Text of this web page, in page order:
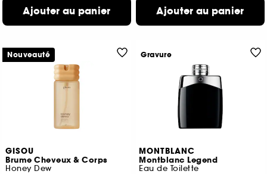
Ajouter au panier Ajouter au panier
GISOU
Brume Cheveux & Corps
Honey Dew
Nouveauté
MONTBLANC
Montblanc Legend
Eau de Toilette
Gravure